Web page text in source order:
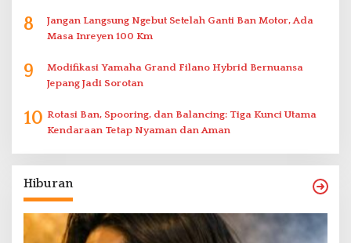
8
Jangan Langsung Ngebut Setelah Ganti Ban Motor, Ada
Masa Inreyen 100 Km
9
Modifikasi Yamaha Grand Filano Hybrid Bernuansa
Jepang Jadi Sorotan
10 Rotasi Ban, Spooring, dan Balancing: Tiga Kunci Utama
Kendaraan Tetap Nyaman dan Aman
Hiburan